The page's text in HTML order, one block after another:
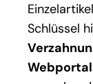
Schlüssel